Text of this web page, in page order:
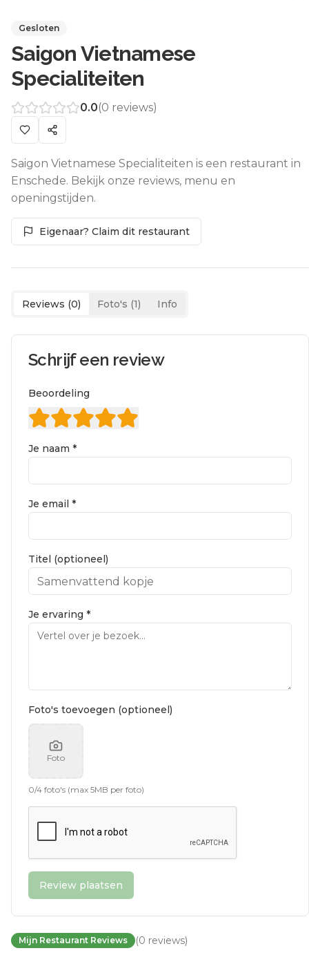
Gesloten
Saigon Vietnamese
Specialiteiten
0.0(0 reviews)
Saigon Vietnamese Specialiteiten is een restaurant in
Enschede. Bekijk onze reviews, menu en
openingstijden.
Eigenaar? Claim dit restaurant
Reviews (0) Foto's (1) Info
Schrijf een review
Beoordeling
Je naam *
Je email *
Titel (optioneel)
Je ervaring *
Foto's toevoegen (optioneel)
Foto
0/4 foto's (max 5MB per foto)
Review plaatsen
Mijn Restaurant Reviews (0 reviews)